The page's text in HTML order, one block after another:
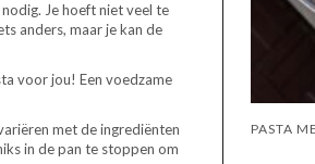
Je hoeft niet veel te
anders, maar je kan de
voor jou! Een voedzame
met de ingrediënten
in de pan te stoppen om